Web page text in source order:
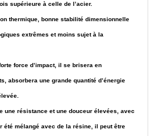
supérieure à celle de l’acier.
thermique, bonne stabilité dimensionnelle
extrêmes et moins sujet à la
force d’impact, il se brisera en
absorbera une grande quantité d’énergie
une résistance et une douceur élevées, avec
été mélangé avec de la résine, il peut être